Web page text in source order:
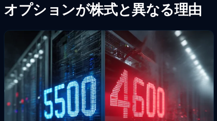
オプションが株式と異なる理由